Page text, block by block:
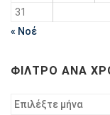
31
« Νοέ
ΦΊΛΤΡΟ ΑΝΆ
Φίλτρο